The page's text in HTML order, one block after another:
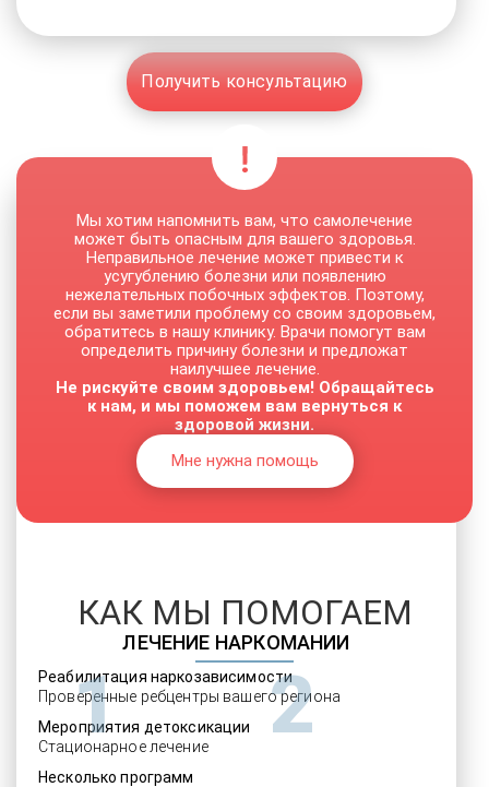
Получить консультацию
ЛЕЧЕНИЕ НАРКОМАНИИ
Реабилитация наркозависимости
Проверенные ребцентры вашего региона
Мероприятия детоксикации
Стационарное лечение
Несколько программ
Мы хотим напомнить вам, что самолечение
может быть опасным для вашего здоровья.
Неправильное лечение может привести к
усугублению болезни или появлению
нежелательных побочных эффектов. Поэтому,
если вы заметили проблему со своим здоровьем,
обратитесь в нашу клинику. Врачи помогут вам
определить причину болезни и предложат
наилучшее лечение.
Не рискуйте своим здоровьем! Обращайтесь
к нам, и мы поможем вам вернуться к
здоровой жизни.
Мне нужна помощь
КАК МЫ ПОМОГАЕМ
1 2